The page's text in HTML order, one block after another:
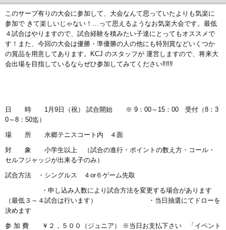
このサーブ有りの大会に参加して、大会なんて思っていたよりも気楽に
参加で きて楽しいじゃない！…って思えるようなお気楽大会です。最低
４試合はやりますので、試合経験を積みたい子達にとってもオススメで
す！また、今回の大会は優勝・準優勝の人の他にも特別賞などいくつか
の賞品を用意してあります。KCJ のスタッフが 運営しますので、将来大
会出場を目指しているならぜひ参加してみてください‼‼‼
日 時 1月9日（祝） 試合開始 ※ 9：00～15：00 受付（8：3
0～8：50迄）
場 所 水郷テニスコート内 ４面
対 象 小学生以上 （試合の進行・ポイントの数え方・コール・
セルフジャッジが出来る子のみ）
試合方法 ・シングルス ４or６ゲーム先取
・申し込み人数により試合方法を変更する場合があります
（最低３～４試合は行います） ・当日抽選にてドローを
決めます
参 加 費 ￥２，５００（ジュニア） ※当日お支払下さい 「イベント